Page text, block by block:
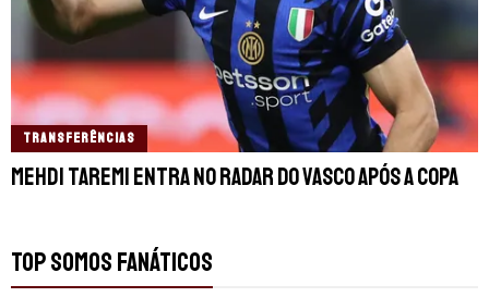
TRANSFERÊNCIAS
Mehdi Taremi entra no radar do Vasco após a Copa
TOP SOMOS FANÁTICOS